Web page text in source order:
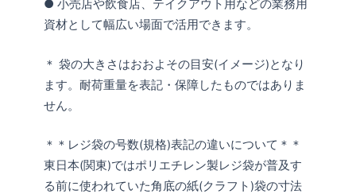
● 小売店や飲食店、テイクアウト用などの業務用
資材として幅広い場面で活用できます。
＊ 袋の大きさはおおよその目安(イメージ)となり
ます。耐荷重量を表記・保障したものではありま
せん。
＊＊レジ袋の号数(規格)表記の違いについて＊＊
東日本(関東)ではポリエチレン製レジ袋が普及す
る前に使われていた角底の紙(クラフト)袋の寸法